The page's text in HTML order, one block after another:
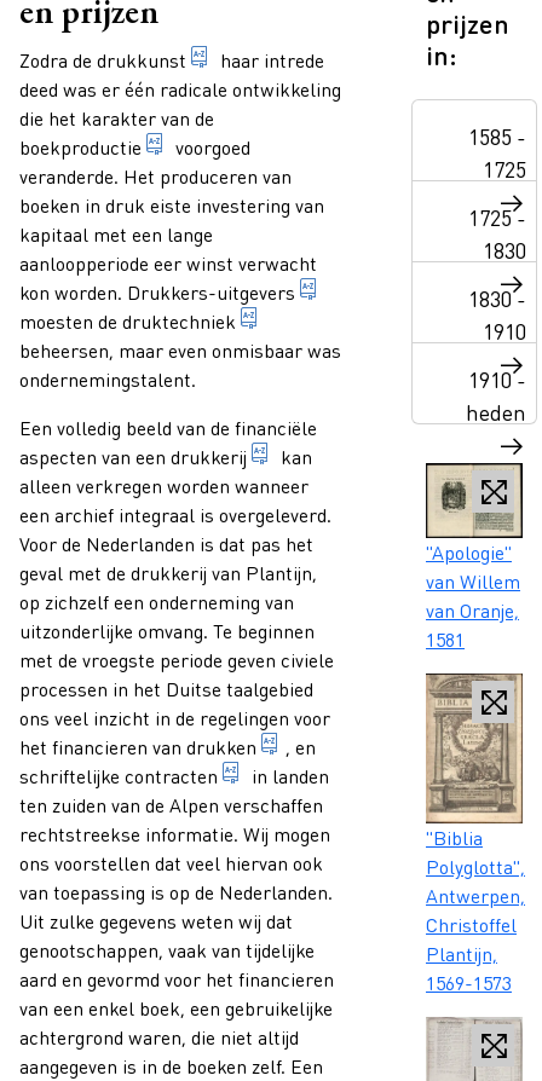
en prijzen
Paragraphs
Zodra de drukkunst verzamelnaam voor de
haar intrede
deed was er één radicale ontwikkeling
die het karakter van de
boekproductie
1. het vervaardigen van boeken 2. het
voorgoed
veranderde. Het produceren van
boeken in druk eiste investering van
kapitaal met een lange
aanloopperiode eer winst verwacht
kon worden. Drukkers-uitgevers
iemand die
moesten de druktechniek
verzamelnaam voor de
beheersen, maar even onmisbaar was
ondernemingstalent.
Een volledig beeld van de financiële
aspecten van een drukkerij inrichting of bedrijf waar
kan
alleen verkregen worden wanneer
een archief integraal is overgeleverd.
Voor de Nederlanden is dat pas het
geval met de drukkerij van Plantijn,
op zichzelf een onderneming van
uitzonderlijke omvang. Te beginnen
met de vroegste periode geven civiele
processen in het Duitse taalgebied
ons veel inzicht in de regelingen voor
het financieren van drukken voorstellingen en/of letters
, en
schriftelijke contracten schriftelijk vastgelegde
in landen
ten zuiden van de Alpen verschaffen
rechtstreekse informatie. Wij mogen
ons voorstellen dat veel hiervan ook
van toepassing is op de Nederlanden.
Uit zulke gegevens weten wij dat
genootschappen, vaak van tijdelijke
aard en gevormd voor het financieren
van een enkel boek, een gebruikelijke
achtergrond waren, die niet altijd
aangegeven is in de boeken zelf. Een
prijzen
in:
1585 -
1725
1725 -
1830
1830 -
1910
1910 -
heden
Caption
"Apologie"
van Willem
van Oranje,
1581
Caption
"Biblia
Polyglotta",
Antwerpen,
Christoffel
Plantijn,
1569-1573